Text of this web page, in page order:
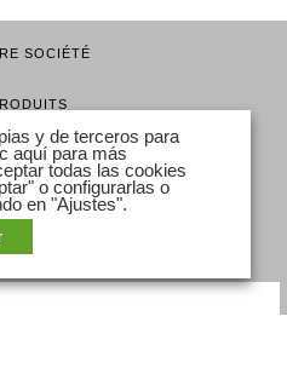
SOCIÉTÉ
CLÔTURES
y de terceros para
aquí para más
todas las cookies
o configurarlas o
en "Ajustes".